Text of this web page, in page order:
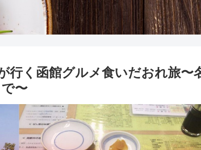
行く函館グルメ食いだおれ旅〜
〜